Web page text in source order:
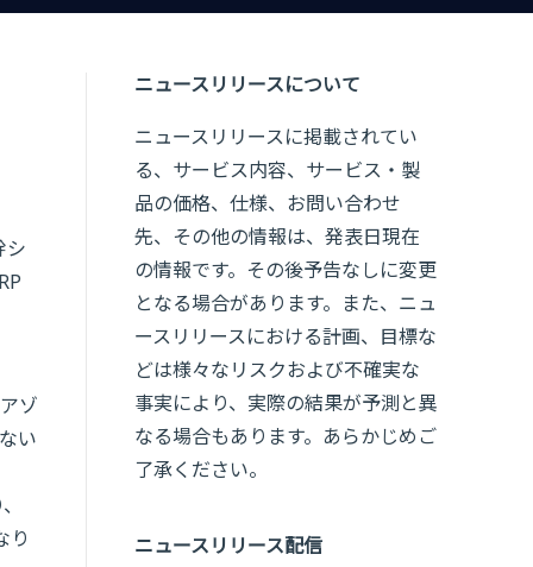
シ
ゾ
い
り
ニュースリリースについて
ニュースリリースに掲載されてい
る、サービス内容、サービス・製
品の価格、仕様、お問い合わせ
先、その他の情報は、発表日現在
の情報です。その後予告なしに変更
となる場合があります。また、ニュ
ースリリースにおける計画、目標な
どは様々なリスクおよび不確実な
事実により、実際の結果が予測と異
なる場合もあります。あらかじめご
了承ください。
ニュースリリース配信